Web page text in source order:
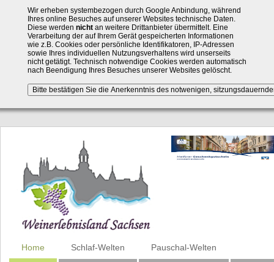
Wir erheben systembezogen durch Google Anbindung, während
Ihres online Besuches auf unserer Websites technische Daten.
Diese werden nichtan weitere Drittanbieter übermittelt. Eine
Verarbeitung der auf Ihrem Gerät gespeicherten Informationen
wie z.B. Cookies oder persönliche Identifikatoren, IP-Adressen
sowie Ihres individuellen Nutzungsverhaltens wird unserseits
nicht getätigt. Technisch notwendige Cookies werden automatisch
nach Beendigung Ihres Besuches unserer Websites gelöscht.
Navigation
überspringen
Home Schlaf-Welten Pauschal-Welten